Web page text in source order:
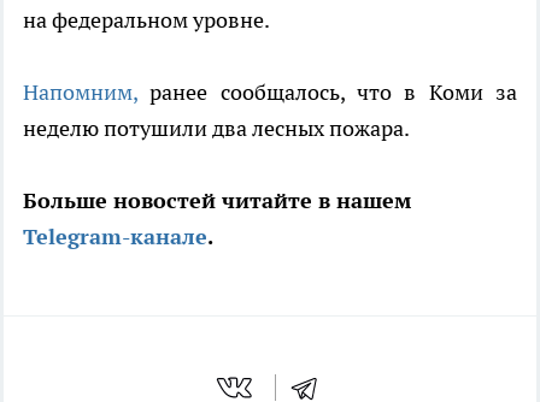
на федеральном уровне.
Напомним, ранее сообщалось, что в Коми за
неделю потушили два лесных пожара.
Больше новостей читайте в нашем
Telegram-канале.